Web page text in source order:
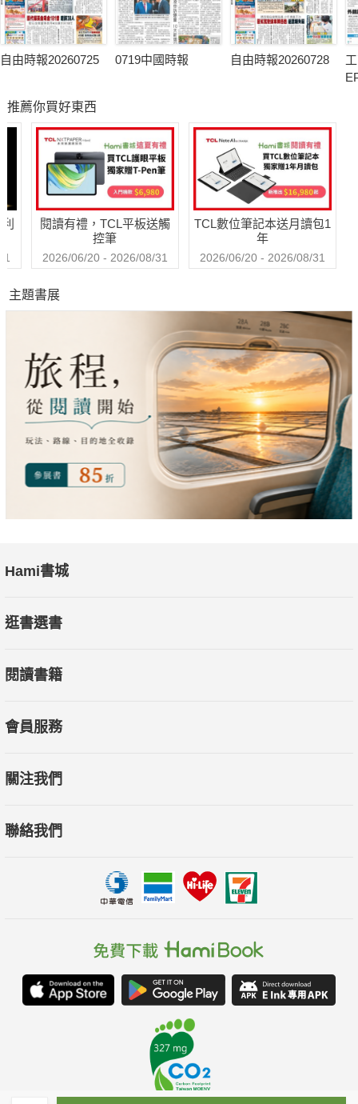
自由時報20260725 0719中國時報 自由時報20260728
推薦你買好東西
閱讀有禮，TCL平板送觸
控筆
2026/06/20 - 2026/08/31
TCL數位筆記本送月讀包1
年
2026/06/20 - 2026/08/31
主題書展
Hami書城
逛書選書
閱讀書籍
會員服務
關注我們
聯絡我們